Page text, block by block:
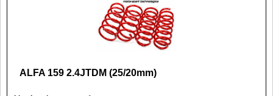
ALFA 159 2.4JTDM (25/20mm)